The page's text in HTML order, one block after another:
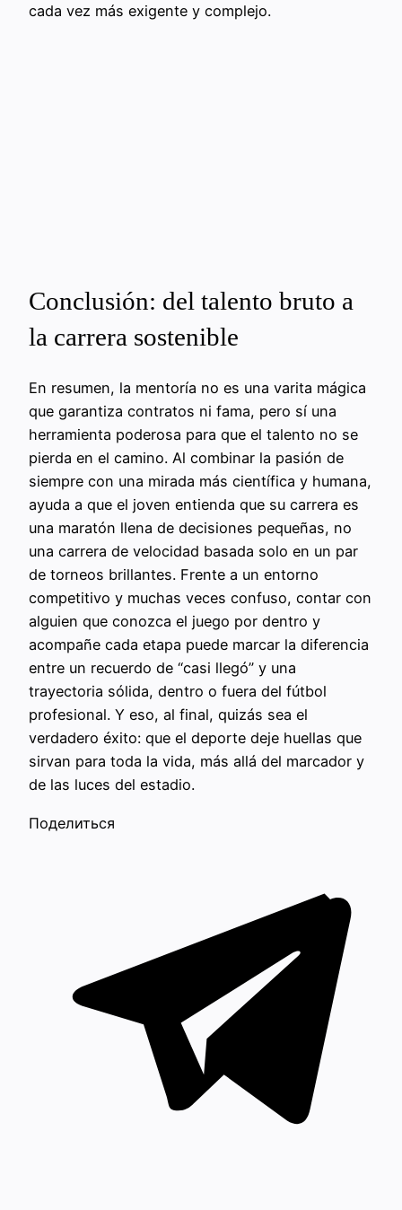
cada vez más exigente y complejo.
Conclusión: del talento bruto a
la carrera sostenible
En resumen, la mentoría no es una varita mágica
que garantiza contratos ni fama, pero sí una
herramienta poderosa para que el talento no se
pierda en el camino. Al combinar la pasión de
siempre con una mirada más científica y humana,
ayuda a que el joven entienda que su carrera es
una maratón llena de decisiones pequeñas, no
una carrera de velocidad basada solo en un par
de torneos brillantes. Frente a un entorno
competitivo y muchas veces confuso, contar con
alguien que conozca el juego por dentro y
acompañe cada etapa puede marcar la diferencia
entre un recuerdo de “casi llegó” y una
trayectoria sólida, dentro o fuera del fútbol
profesional. Y eso, al final, quizás sea el
verdadero éxito: que el deporte deje huellas que
sirvan para toda la vida, más allá del marcador y
de las luces del estadio.
Поделиться